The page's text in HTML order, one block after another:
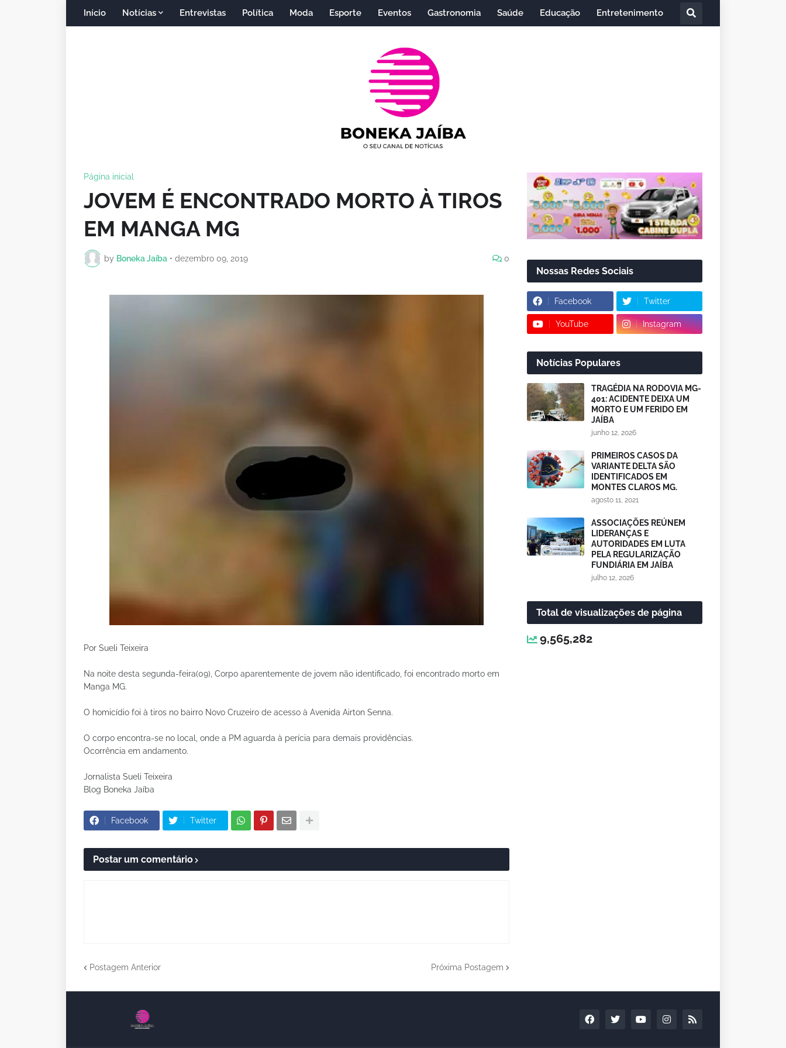
Início Notícias Entrevistas Política Moda Esporte Eventos Gastronomia Saúde Educação Entretenimento
Página inicial
JOVEM É ENCONTRADO MORTO À TIROS
EM MANGA MG
by Boneka Jaíba • dezembro 09, 2019 0
Por Sueli Teixeira
Na noite desta segunda-feira(09), Corpo aparentemente de jovem não identificado, foi encontrado morto em
Manga MG.
O homicídio foi à tiros no bairro Novo Cruzeiro de acesso à Avenida Airton Senna.
O corpo encontra-se no local, onde a PM aguarda à perícia para demais providências.
Ocorrência em andamento.
Jornalista Sueli Teixeira
Blog Boneka Jaíba
Facebook Twitter
Postar um comentário
Postagem Anterior Próxima Postagem
Nossas Redes Sociais
Facebook Twitter
YouTube Instagram
Notícias Populares
TRAGÉDIA NA RODOVIA MG-
401: ACIDENTE DEIXA UM
MORTO E UM FERIDO EM
JAÍBA
junho 12, 2026
PRIMEIROS CASOS DA
VARIANTE DELTA SÃO
IDENTIFICADOS EM
MONTES CLAROS MG.
agosto 11, 2021
ASSOCIAÇÕES REÚNEM
LIDERANÇAS E
AUTORIDADES EM LUTA
PELA REGULARIZAÇÃO
FUNDIÁRIA EM JAÍBA
julho 12, 2026
Total de visualizações de página
9,565,282